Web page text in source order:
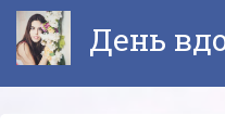
Перейти
контенту
День